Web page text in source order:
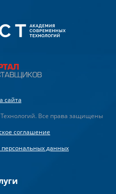
сайта
Все права защищены
соглашение
персональных данных